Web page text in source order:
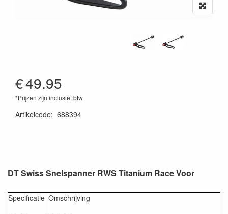
€49.95
*Prijzen zijn inclusief btw
Artikelcode: 688394
DT Swiss Snelspanner RWS Titanium Race Voor
Specificatie Omschrijving